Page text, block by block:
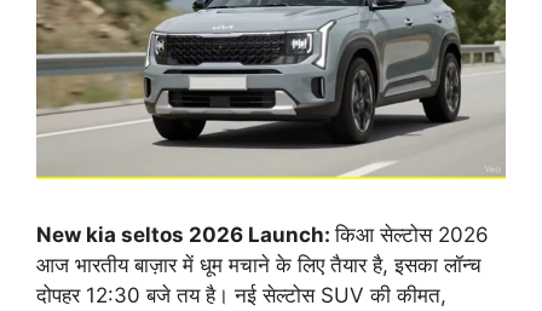
New kia seltos 2026 Launch:किआ सेल्टोस 2026
आज भारतीय बाज़ार में धूम मचाने के लिए तैयार है, इसका लॉन्च
दोपहर 12:30 बजे तय है। नई सेल्टोस SUV की कीमत,